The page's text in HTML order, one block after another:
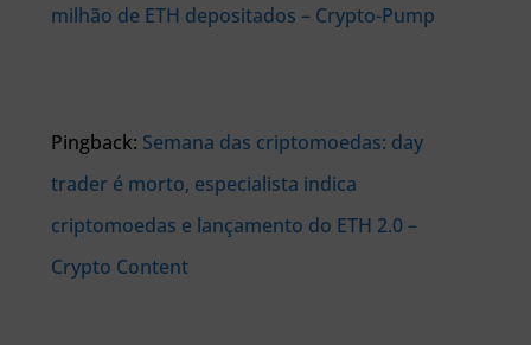
milhão de ETH depositados – Crypto-Pump
Pingback: Semana das criptomoedas: day
trader é morto, especialista indica
criptomoedas e lançamento do ETH 2.0 –
Crypto Content